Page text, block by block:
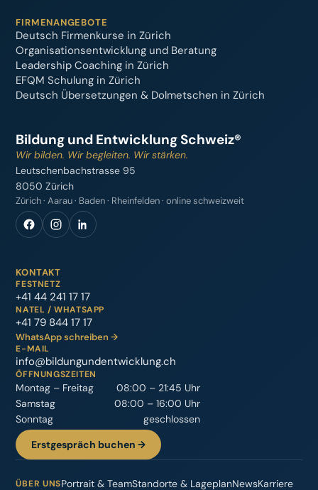
FIRMENANGEBOTE
Deutsch Firmenkurse in Zürich
Organisationsentwicklung und Beratung
Leadership Coaching in Zürich
EFQM Schulung in Zürich
Deutsch Übersetzungen & Dolmetschen in Zürich
Bildung und Entwicklung Schweiz®
Wir bilden. Wir begleiten. Wir stärken.
Leutschenbachstrasse 95
8050 Zürich
Zürich · Aarau · Baden · Rheinfelden · online schweizweit
KONTAKT
FESTNETZ
+41 44 241 17 17
NATEL / WHATSAPP
+41 79 844 17 17
WhatsApp schreiben →
E-MAIL
info@bildungundentwicklung.ch
ÖFFNUNGSZEITEN
Montag – Freitag
08:00 – 21:45 Uhr
Samstag
08:00 – 16:00 Uhr
Sonntag
geschlossen
Erstgespräch buchen →
ÜBER UNSPortrait & TeamStandorte & LageplanNewsKarriere